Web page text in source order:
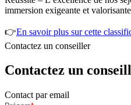
immersion exigeante et
👉En savoir plus sur cette
Contactez un conseiller
Contactez un
Contact par email